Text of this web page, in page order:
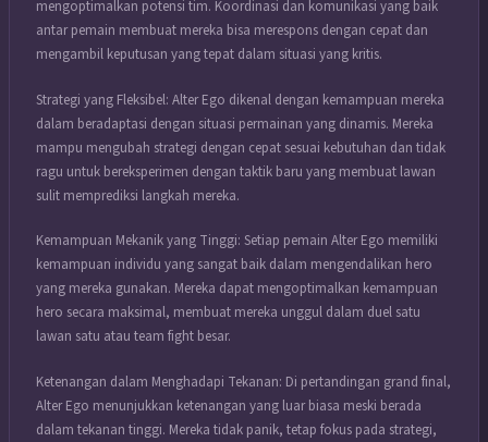
mengoptimalkan potensi tim. Koordinasi dan komunikasi yang baik
antar pemain membuat mereka bisa merespons dengan cepat dan
mengambil keputusan yang tepat dalam situasi yang kritis.
Strategi yang Fleksibel: Alter Ego dikenal dengan kemampuan mereka
dalam beradaptasi dengan situasi permainan yang dinamis. Mereka
mampu mengubah strategi dengan cepat sesuai kebutuhan dan tidak
ragu untuk bereksperimen dengan taktik baru yang membuat lawan
sulit memprediksi langkah mereka.
Kemampuan Mekanik yang Tinggi: Setiap pemain Alter Ego memiliki
kemampuan individu yang sangat baik dalam mengendalikan hero
yang mereka gunakan. Mereka dapat mengoptimalkan kemampuan
hero secara maksimal, membuat mereka unggul dalam duel satu
lawan satu atau team fight besar.
Ketenangan dalam Menghadapi Tekanan: Di pertandingan grand final,
Alter Ego menunjukkan ketenangan yang luar biasa meski berada
dalam tekanan tinggi. Mereka tidak panik, tetap fokus pada strategi,